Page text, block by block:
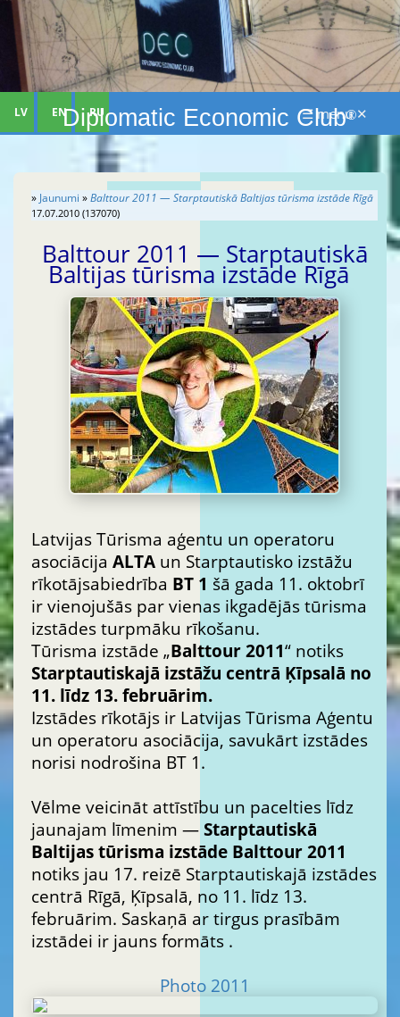
Diplomatic Economic Club®
LV EN RU ☰ menu ✕
» Jaunumi »Balttour 2011 — Starptautiskā Baltijas tūrisma izstāde Rīgā
17.07.2010 (137070)
Balttour 2011 — Starptautiskā
Baltijas tūrisma izstāde Rīgā
Latvijas Tūrisma aģentu un operatoru
asociācija ALTA un Starptautisko izstāžu
rīkotājsabiedrība BT 1 šā gada 11. oktobrī
ir vienojušās par vienas ikgadējās tūrisma
izstādes turpmāku rīkošanu.
Tūrisma izstāde „Balttour 2011“ notiks
Starptautiskajā izstāžu centrā Ķīpsalā no
11. līdz 13. februārim.
Izstādes rīkotājs ir Latvijas Tūrisma Aģentu
un operatoru asociācija, savukārt izstādes
norisi nodrošina BT 1.
Vēlme veicināt attīstību un pacelties līdz
jaunajam līmenim — Starptautiskā
Baltijas tūrisma izstāde Balttour 2011
notiks jau 17. reizē Starptautiskajā izstādes
centrā Rīgā, Ķīpsalā, no 11. līdz 13.
februārim. Saskaņā ar tirgus prasībām
izstādei ir jauns formāts .
Photo 2011